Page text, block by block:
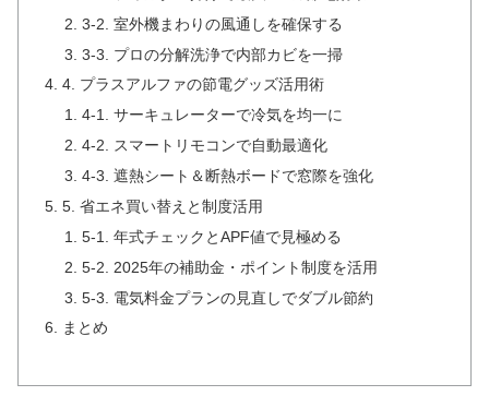
3-2. 室外機まわりの風通しを確保する
3-3. プロの分解洗浄で内部カビを一掃
4. プラスアルファの節電グッズ活用術
4-1. サーキュレーターで冷気を均一に
4-2. スマートリモコンで自動最適化
4-3. 遮熱シート＆断熱ボードで窓際を強化
5. 省エネ買い替えと制度活用
5-1. 年式チェックとAPF値で見極める
5-2. 2025年の補助金・ポイント制度を活用
5-3. 電気料金プランの見直しでダブル節約
まとめ